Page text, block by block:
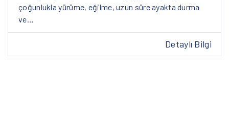
çoğunlukla yürüme, eğilme, uzun süre ayakta durma
ve…
Detaylı Bilgi